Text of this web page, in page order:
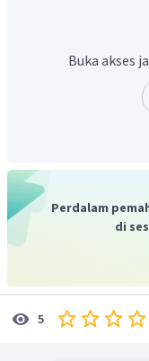
Wilayah Nusa
berupa sabana,
luas yang dapat
Sehingga jawaban
Buka akses
Perdalam
di
5